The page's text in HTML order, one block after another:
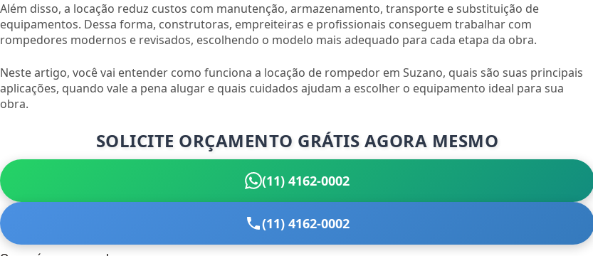
Além disso, a locação reduz custos com manutenção, armazenamento, transporte e substituição de
equipamentos. Dessa forma, construtoras, empreiteiras e profissionais conseguem trabalhar com
rompedores modernos e revisados, escolhendo o modelo mais adequado para cada etapa da obra.
Neste artigo, você vai entender como funciona a locação de rompedor em Suzano, quais são suas principais
aplicações, quando vale a pena alugar e quais cuidados ajudam a escolher o equipamento ideal para sua
obra.
SOLICITE ORÇAMENTO GRÁTIS AGORA MESMO
(11) 4162-0002
(11) 4162-0002